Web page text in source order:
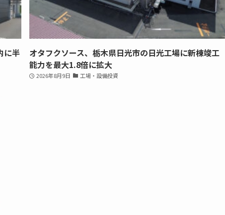
に半
オタフクソース、栃木県日光市の日光工場に新棟竣
能力を最大1.8倍に拡大
2026年8月9日 工場・設備投資